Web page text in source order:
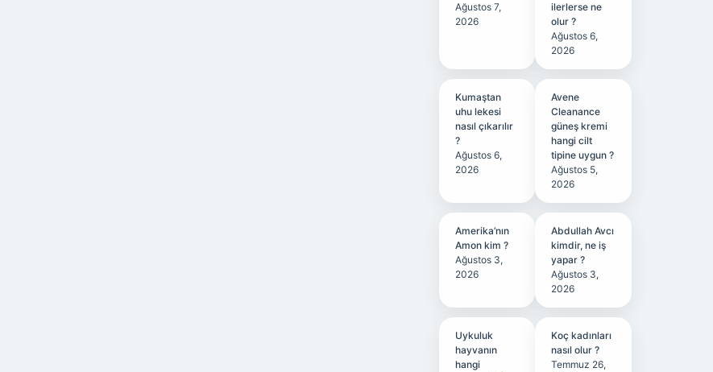
Ağustos 7,
2026
ilerlerse ne
olur ?
Ağustos 6,
2026
Kumaştan
uhu lekesi
nasıl çıkarılır
?
Ağustos 6,
2026
Avene
Cleanance
güneş kremi
hangi cilt
tipine uygun ?
Ağustos 5,
2026
Amerika’nın
Amon kim ?
Ağustos 3,
2026
Abdullah Avcı
kimdir, ne iş
yapar ?
Ağustos 3,
2026
Uykuluk
hayvanın
hangi
Koç kadınları
nasıl olur ?
Temmuz 26,